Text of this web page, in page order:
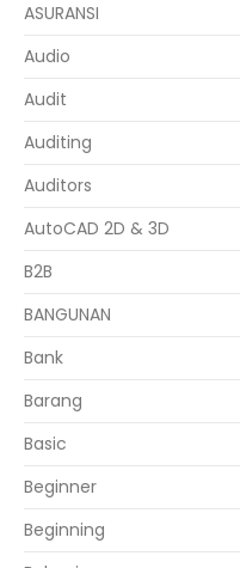
ASURANSI
Audio
Audit
Auditing
Auditors
AutoCAD 2D & 3D
B2B
BANGUNAN
Bank
Barang
Basic
Beginner
Beginning